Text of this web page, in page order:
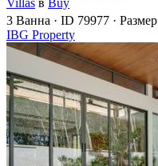
3 Ванна · ID 79977 · Размер
IBG Property